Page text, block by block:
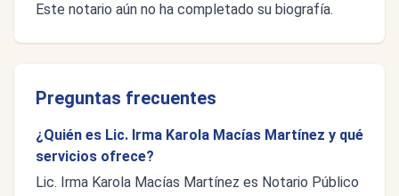
Este notario aún no ha completado su biografía.
Preguntas frecuentes
¿Quién es Lic. Irma Karola Macías Martínez y qué
servicios ofrece?
Lic. Irma Karola Macías Martínez es Notario Público